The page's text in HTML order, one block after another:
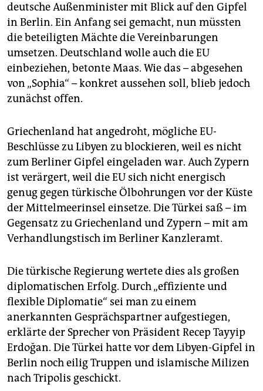
deutsche Außenminister mit Blick auf den Gipfel
in Berlin. Ein Anfang sei gemacht, nun müssten
die beteiligten Mächte die Vereinbarungen
umsetzen. Deutschland wolle auch die EU
einbeziehen, betonte Maas. Wie das – abgesehen
von „Sophia“ – konkret aussehen soll, blieb jedoch
zunächst offen.
Griechenland hat angedroht, mögliche EU-
Beschlüsse zu Libyen zu blockieren, weil es nicht
zum Berliner Gipfel eingeladen war. Auch Zypern
ist verärgert, weil die EU sich nicht energisch
genug gegen türkische Ölbohrungen vor der Küste
der Mittelmeerinsel einsetze. Die Türkei saß – im
Gegensatz zu Griechenland und Zypern – mit am
Verhandlungstisch im Berliner Kanzleramt.
Die türkische Regierung wertete dies als großen
diplomatischen Erfolg. Durch „effiziente und
flexible Diplomatie“ sei man zu einem
anerkannten Gesprächspartner aufgestiegen,
erklärte der Sprecher von Präsident Recep Tayyip
Erdoğan. Die Türkei hatte vor dem Libyen-Gipfel in
Berlin noch eilig Truppen und islamische Milizen
nach Tripolis geschickt.